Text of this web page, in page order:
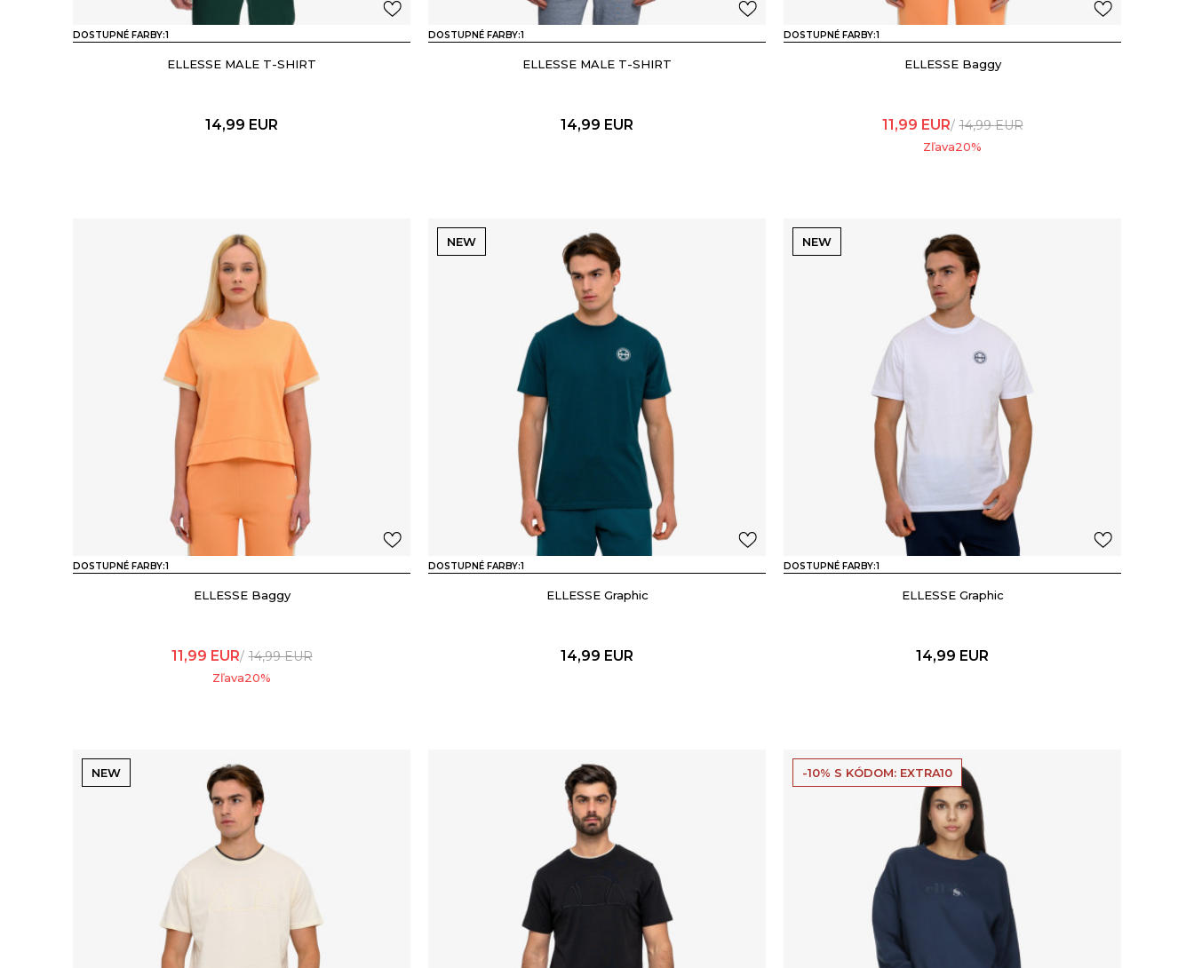
DOSTUPNÉ FARBY:1
ELLESSE MALE T-SHIRT
14,99 EUR
DOSTUPNÉ FARBY:1
ELLESSE MALE T-SHIRT
14,99 EUR
DOSTUPNÉ FARBY:1
ELLESSE Baggy
11,99 EUR 14,99EUR
Zľava20%
DOSTUPNÉ FARBY:1
ELLESSE Baggy
11,99 EUR 14,99EUR
Zľava20%
NEW
DOSTUPNÉ FARBY:1
ELLESSE Graphic
14,99 EUR
NEW
DOSTUPNÉ FARBY:1
ELLESSE Graphic
14,99 EUR
NEW -10% S KÓDOM: EXTRA10